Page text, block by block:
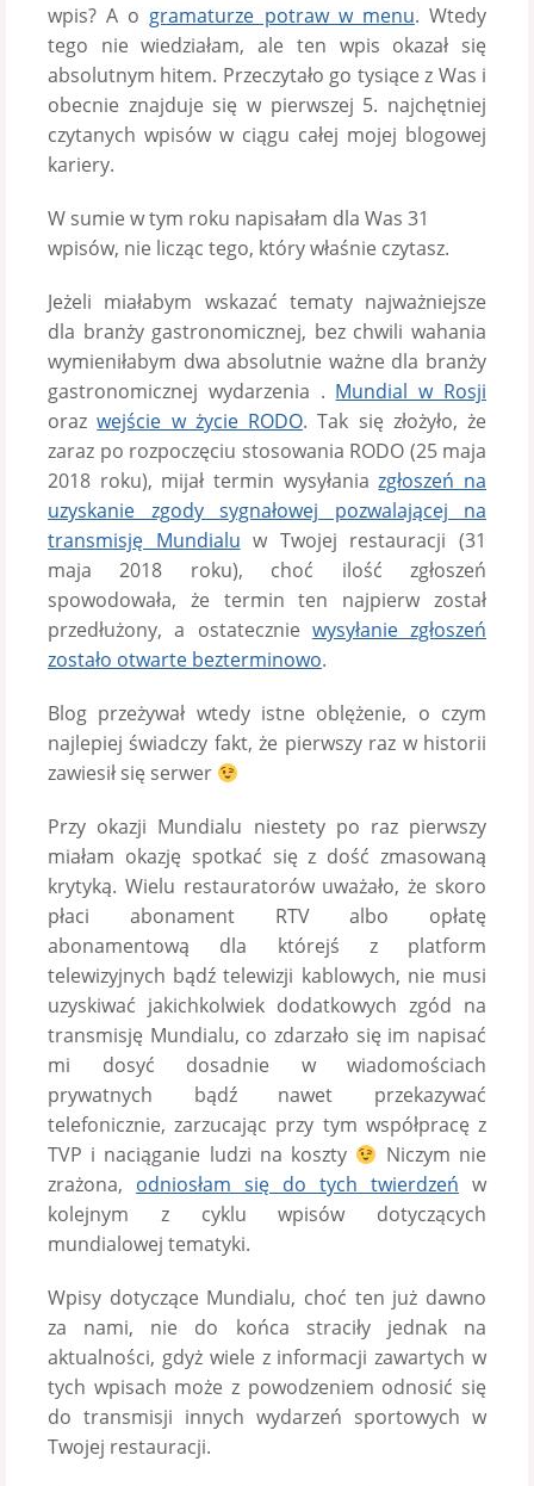
wpis? A o gramaturze potraw w menu. Wtedy
tego nie wiedziałam, ale ten wpis okazał się
absolutnym hitem. Przeczytało go tysiące z Was i
obecnie znajduje się w pierwszej 5. najchętniej
czytanych wpisów w ciągu całej mojej blogowej
kariery.
W sumie w tym roku napisałam dla Was 31
wpisów, nie licząc tego, który właśnie czytasz.
Jeżeli miałabym wskazać tematy najważniejsze
dla branży gastronomicznej, bez chwili wahania
wymieniłabym dwa absolutnie ważne dla branży
gastronomicznej wydarzenia . Mundial w Rosji
orazwejście w życie RODO. Tak się złożyło, że
zaraz po rozpoczęciu stosowania RODO (25 maja
2018 roku), mijał termin wysyłaniazgłoszeń na
uzyskanie zgody sygnałowej pozwalającej na
transmisję Mundialu w Twojej restauracji (31
maja 2018 roku), choć ilość zgłoszeń
spowodowała, że termin ten najpierw został
przedłużony, a ostatecznie wysyłanie zgłoszeń
zostało otwarte bezterminowo.
Blog przeżywał wtedy istne oblężenie, o czym
najlepiej świadczy fakt, że pierwszy raz w historii
zawiesił się serwer
Przy okazji Mundialu niestety po raz pierwszy
miałam okazję spotkać się z dość zmasowaną
krytyką. Wielu restauratorów uważało, że skoro
płaci abonament RTV albo opłatę
abonamentową dla którejś z platform
telewizyjnych bądź telewizji kablowych, nie musi
uzyskiwać jakichkolwiek dodatkowych zgód na
transmisję Mundialu, co zdarzało się im napisać
mi dosyć dosadnie w wiadomościach
prywatnych bądź nawet przekazywać
telefonicznie, zarzucając przy tym współpracę z
TVP i naciąganie ludzi na koszty
Niczym nie
zrażona, odniosłam się do tych twierdzeń w
kolejnym z cyklu wpisów dotyczących
mundialowej tematyki.
Wpisy dotyczące Mundialu, choć ten już dawno
za nami, nie do końca straciły jednak na
aktualności, gdyż wiele z informacji zawartych w
tych wpisach może z powodzeniem odnosić się
do transmisji innych wydarzeń sportowych w
Twojej restauracji.